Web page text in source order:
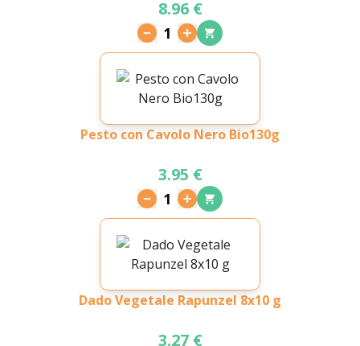
8.96 €
1
Pesto con Cavolo Nero Bio130g
3.95 €
1
Dado Vegetale Rapunzel 8x10 g
3.27 €